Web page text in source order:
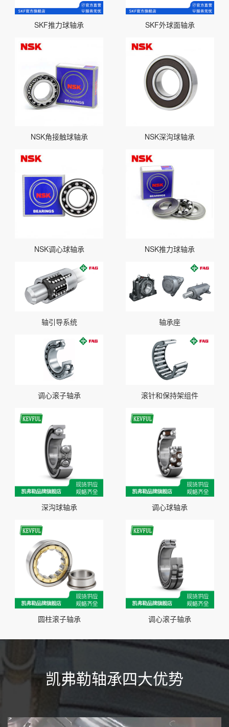
SKF推力球轴承 SKF外球面轴承
NSK角接触球轴承 NSK深沟球轴承
NSK调心球轴承 NSK推力球轴承
轴引导系统 轴承座
调心滚子轴承 滚针和保持架组件
深沟球轴承 调心球轴承
圆柱滚子轴承 调心滚子轴承
凯弗勒轴承四大优势